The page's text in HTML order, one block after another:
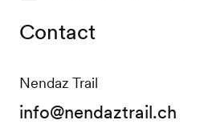
Contact
Nendaz Trail
info@nendaztrail.ch